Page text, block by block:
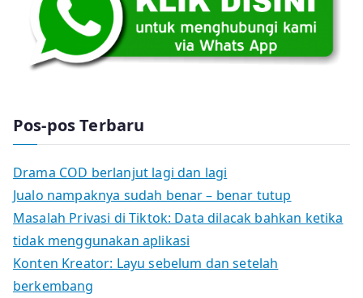
Pos-pos Terbaru
Drama COD berlanjut lagi dan lagi
Jualo nampaknya sudah benar – benar tutup
Masalah Privasi di Tiktok: Data dilacak bahkan ketika
tidak menggunakan aplikasi
Konten Kreator: Layu sebelum dan setelah
berkembang